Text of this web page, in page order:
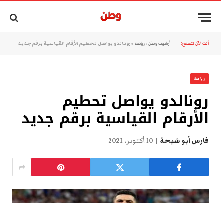
أنت الآن تتصفح: أرشيف وطن »رياضة »رونالدو يواصل تحطيم الأرقام القياسية برقم جديد
رياضة
رونالدو يواصل تحطيم
الأرقام القياسية برقم جديد
فارس أبو شيحة 10 أكتوبر، 2021